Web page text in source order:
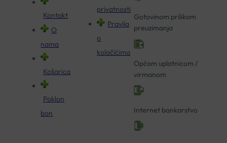
Kontakt
O
nama
Košarica
Poklon
bon
privatnosti
Pravila
o
kolačićima
Gotovinom prilikom
preuzimanja
Općom uplatnicom /
virmanom
Internet bankarstvo